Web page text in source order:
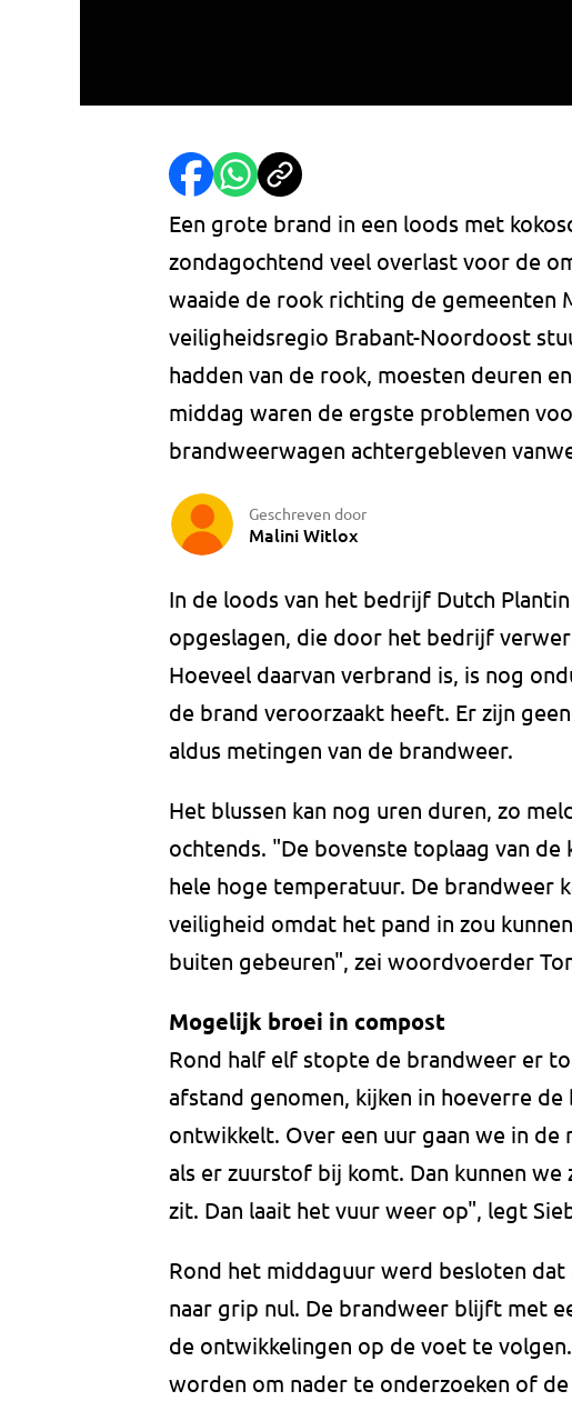
Een grote brand in een loods met
zondagochtend veel overlast voor de
waaide de rook richting de gemeenten
veiligheidsregio Brabant-Noordoost
hadden van de rook, moesten deuren
middag waren de ergste problemen
brandweerwagen achtergebleven
Geschreven door
Malini Witlox
In de loods van het bedrijf Dutch
opgeslagen, die door het bedrijf
Hoeveel daarvan verbrand is, is nog
de brand veroorzaakt heeft. Er zijn
aldus metingen van de brandweer.
Het blussen kan nog uren duren, zo
ochtends. "De bovenste toplaag van
hele hoge temperatuur. De brandweer
veiligheid omdat het pand in zou
buiten gebeuren", zei woordvoerder
Mogelijk broei in compost
Rond half elf stopte de brandweer er
afstand genomen, kijken in hoeverre
ontwikkelt. Over een uur gaan we in
als er zuurstof bij komt. Dan kunnen
zit. Dan laait het vuur weer op", legt
Rond het middaguur werd besloten
naar grip nul. De brandweer blijft met
de ontwikkelingen op de voet te
worden om nader te onderzoeken of